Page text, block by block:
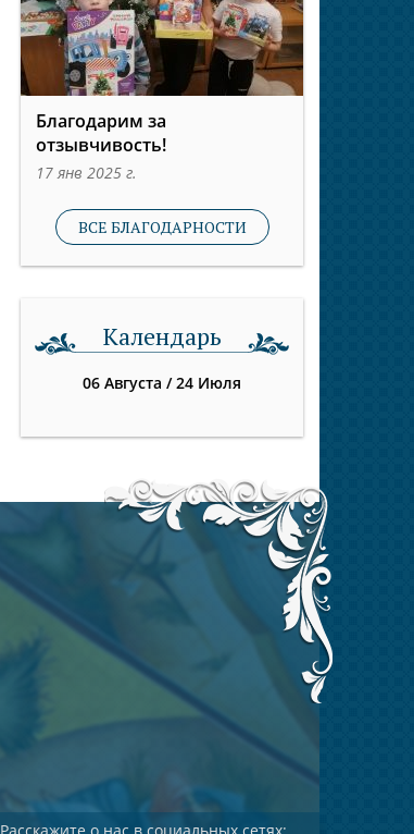
Благодарим за
отзывчивость!
17 янв 2025 г.
ВСЕ БЛАГОДАРНОСТИ
Календарь
06 Августа /24 Июля